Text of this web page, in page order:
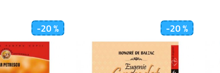
-20 % -20 %